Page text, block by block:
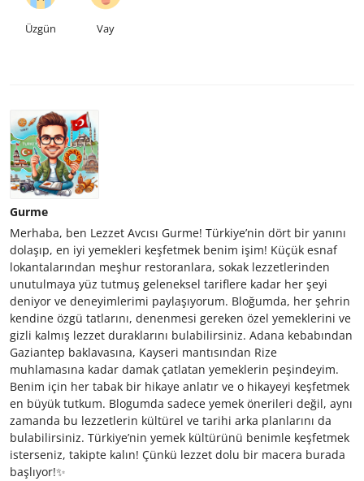
Üzgün Vay
Gurme
Merhaba, ben Lezzet Avcısı Gurme! Türkiye’nin dört bir yanını
dolaşıp, en iyi yemekleri keşfetmek benim işim! Küçük esnaf
lokantalarından meşhur restoranlara, sokak lezzetlerinden
unutulmaya yüz tutmuş geleneksel tariflere kadar her şeyi
deniyor ve deneyimlerimi paylaşıyorum. Bloğumda, her şehrin
kendine özgü tatlarını, denenmesi gereken özel yemeklerini ve
gizli kalmış lezzet duraklarını bulabilirsiniz. Adana kebabından
Gaziantep baklavasına, Kayseri mantısından Rize
muhlamasına kadar damak çatlatan yemeklerin peşindeyim.
Benim için her tabak bir hikaye anlatır ve o hikayeyi keşfetmek
en büyük tutkum. Blogumda sadece yemek önerileri değil, aynı
zamanda bu lezzetlerin kültürel ve tarihi arka planlarını da
bulabilirsiniz. Türkiye’nin yemek kültürünü benimle keşfetmek
isterseniz, takipte kalın! Çünkü lezzet dolu bir macera burada
başlıyor!✨